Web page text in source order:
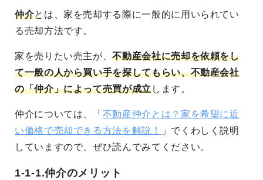
仲介とは、家を売却する際に一般的に用いられてい
る売却方法です。
家を売りたい売主が、不動産会社に売却を依頼をし
て一般の人から買い手を探してもらい、不動産会社
の「仲介」によって売買が成立します。
仲介については、「 不動産仲介とは？家を希望に近
い価格で売却できる方法を解説！
」でくわしく説明
していますので、ぜひ読んでみてください。
1-1-1.仲介のメリット